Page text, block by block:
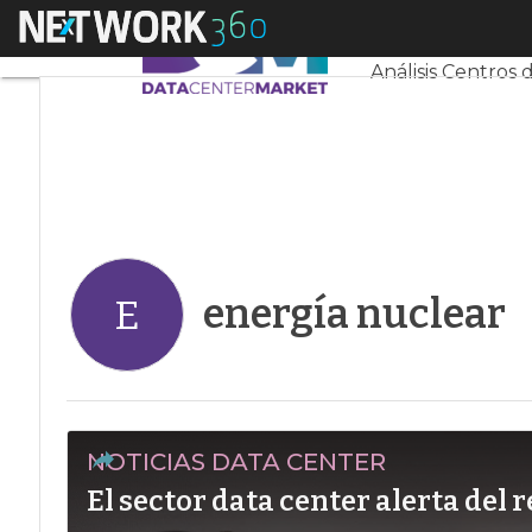
Menú
Análisis Centros
E energía nuclear
NOTICIAS DATA CENTER
El sector data center alerta del